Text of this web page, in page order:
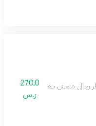
رجالي منعش بنفحات المسك والماء.
270.0
ر.س